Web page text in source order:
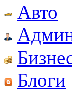
Авто
Блоги